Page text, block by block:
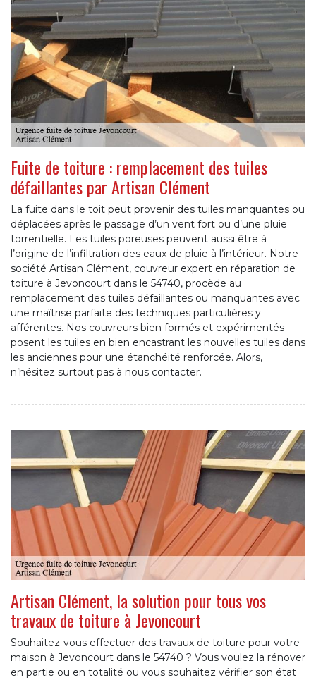
Fuite de toiture : remplacement des tuiles
défaillantes par Artisan Clément
La fuite dans le toit peut provenir des tuiles manquantes ou
déplacées après le passage d’un vent fort ou d’une pluie
torrentielle. Les tuiles poreuses peuvent aussi être à
l’origine de l’infiltration des eaux de pluie à l’intérieur. Notre
société Artisan Clément, couvreur expert en réparation de
toiture à Jevoncourt dans le 54740, procède au
remplacement des tuiles défaillantes ou manquantes avec
une maîtrise parfaite des techniques particulières y
afférentes. Nos couvreurs bien formés et expérimentés
posent les tuiles en bien encastrant les nouvelles tuiles dans
les anciennes pour une étanchéité renforcée. Alors,
n’hésitez surtout pas à nous contacter.
Artisan Clément, la solution pour tous vos
travaux de toiture à Jevoncourt
Souhaitez-vous effectuer des travaux de toiture pour votre
maison à Jevoncourt dans le 54740 ? Vous voulez la rénover
en partie ou en totalité ou vous souhaitez vérifier son état